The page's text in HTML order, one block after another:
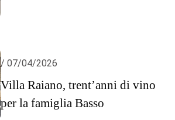
/ 07/04/2026
Villa Raiano, trent’anni di vino
per la famiglia Basso